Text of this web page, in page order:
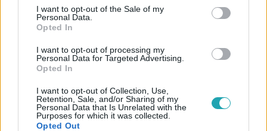
consent section.
I want to opt-out of the Sale of my
Personal Data.
Opted In
I want to opt-out of processing my
Personal Data for Targeted Advertising.
Opted In
I want to opt-out of Collection, Use,
Retention, Sale, and/or Sharing of my
Personal Data that Is Unrelated with the
Purposes for which it was collected.
Opted Out
Népszerű